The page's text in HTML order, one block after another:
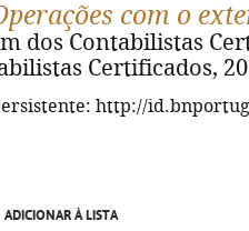
com o
dos Contabilistas
Certificados,
http://
ADICIONAR À LISTA